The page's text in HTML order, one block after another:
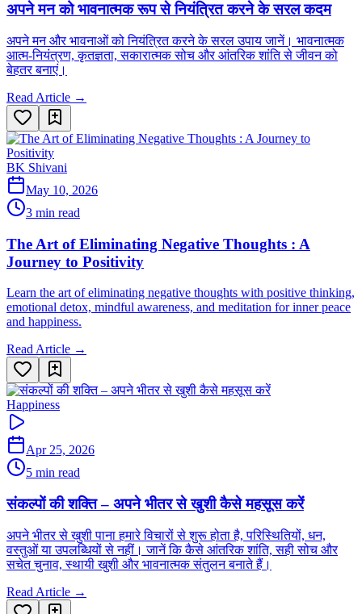
अपने मन को भावनात्मक रूप से नियंत्रित करने के सरल कदम
अपने मन और भावनाओं को नियंत्रित करने के सरल उपाय जानें। भावनात्मक
आत्म-नियंत्रण, कृतज्ञता, सकारात्मक सोच और आंतरिक शांति से जीवन को
बेहतर बनाएं।
Read Article →
BK Shivani
May 10, 2026
3 min read
The Art of Eliminating Negative Thoughts : A
Journey to Positivity
Learn the art of eliminating negative thoughts with positive thinking,
emotional detox, mindful awareness, and meditation for inner peace
and happiness.
Read Article →
Happiness
Apr 25, 2026
5 min read
संकल्पों की शक्ति – अपने भीतर से खुशी कैसे महसूस करें
अपने भीतर से खुशी पाना हमारे विचारों से शुरू होता है, परिस्थितियों, धन,
वस्तुओं या उपलब्धियों से नहीं। जानें कि कैसे आंतरिक शांति, सही सोच और
सचेत चुनाव, स्थायी खुशी और भावनात्मक संतुलन बनाते हैं।
Read Article →